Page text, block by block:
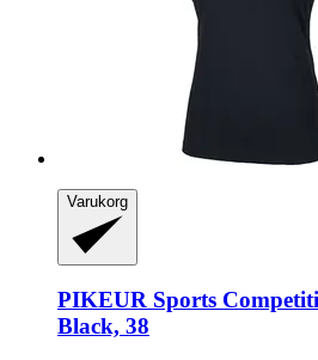
Varukorg
PIKEUR Sports
Black, 38